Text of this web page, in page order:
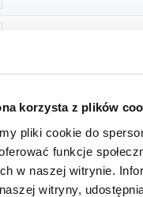
korzysta z plików
pliki cookie do
funkcje
w naszej witrynie.
witryny,
dachówka - 08 czarny
Kominek Virtum 160
dachówka - 08
ceglasty